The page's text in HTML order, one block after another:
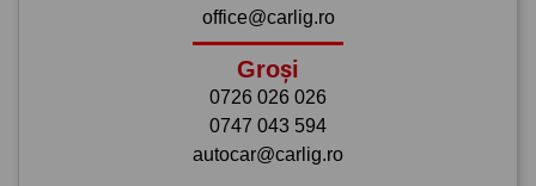
office@carlig.ro
Groși
0726 026 026
0747 043 594
autocar@carlig.ro